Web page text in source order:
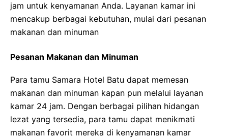
jam untuk kenyamanan Anda. Layanan kamar ini
mencakup berbagai kebutuhan, mulai dari pesanan
makanan dan minuman
Pesanan Makanan dan Minuman
Para tamu Samara Hotel Batu dapat memesan
makanan dan minuman kapan pun melalui layanan
kamar 24 jam. Dengan berbagai pilihan hidangan
lezat yang tersedia, para tamu dapat menikmati
makanan favorit mereka di kenyamanan kamar